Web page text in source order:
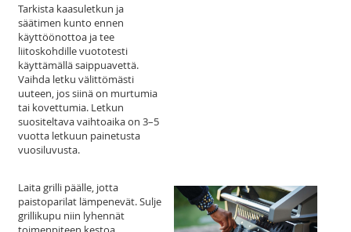
Tarkista kaasuletkun ja
säätimen kunto ennen
käyttöönottoa ja tee
liitoskohdille vuototesti
käyttämällä saippuavettä.
Vaihda letku välittömästi
uuteen, jos siinä on murtumia
tai kovettumia. Letkun
suositeltava vaihtoaika on 3–5
vuotta letkuun painetusta
vuosiluvusta.
Laita grilli päälle, jotta
paistoparilat lämpenevät. Sulje
grillikupu niin lyhennät